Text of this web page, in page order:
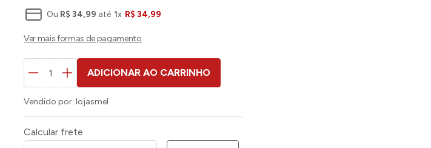
Ou R$ 34,99 até 1x R$ 34,99
ADICIONAR AO CARRINHO
Vendido por: lojasmel
Calcular frete